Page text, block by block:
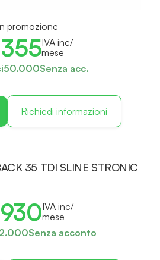
promozione
IVA inc/
mese
50.000Senza acc.
Richiedi informazioni
35 TDI SLINE STRONIC
IVA inc/
mese
Senza acconto